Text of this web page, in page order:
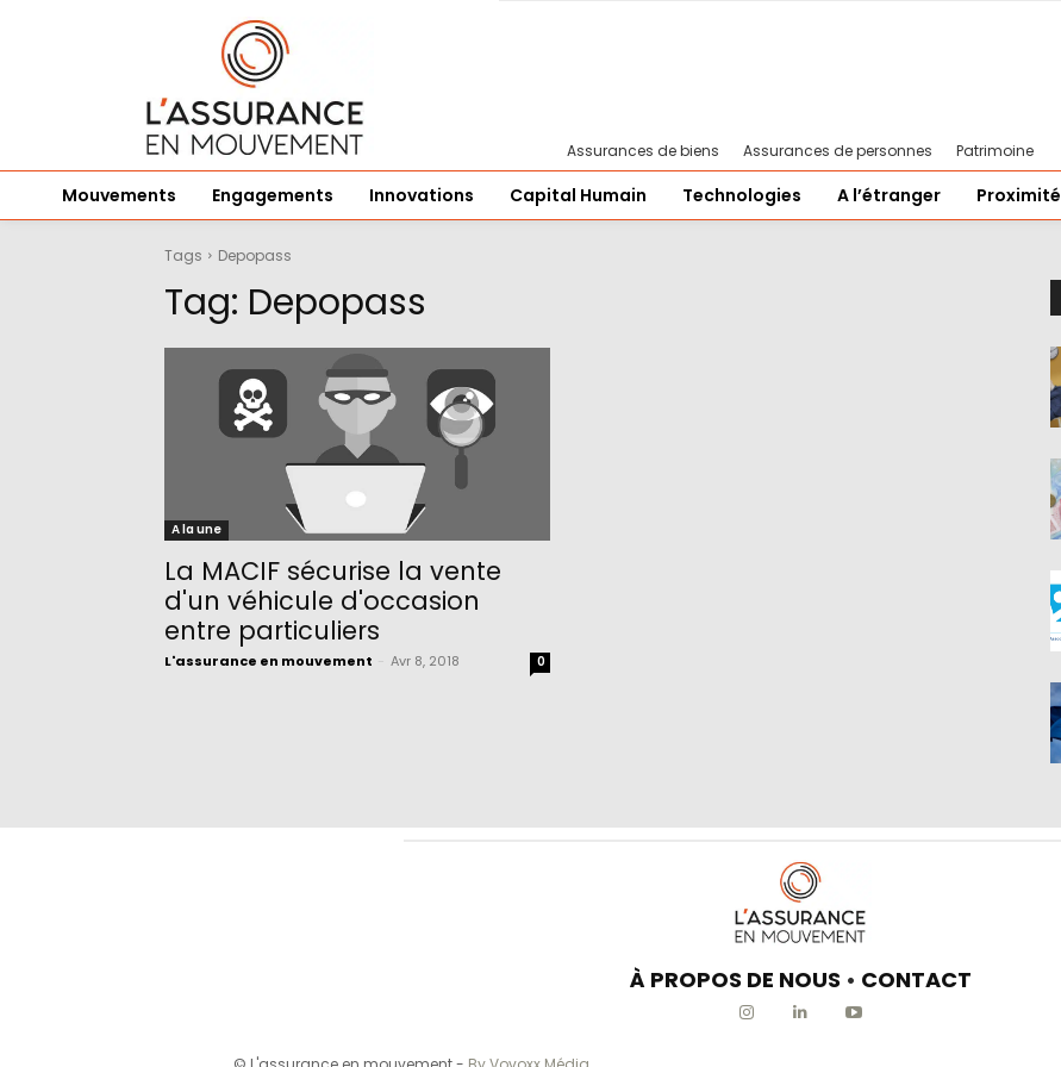
Assurances de biens Assurances de personnes Patrimoine
Mouvements Engagements Innovations Capital Humain Technologies A l’étranger Proximité
Tags Depopass
Tag: Depopass
A la une
La MACIF sécurise la vente
d'un véhicule d'occasion
entre particuliers
L'assurance en mouvement Avr 8, 2018 0
À PROPOS DE NOUS • CONTACT